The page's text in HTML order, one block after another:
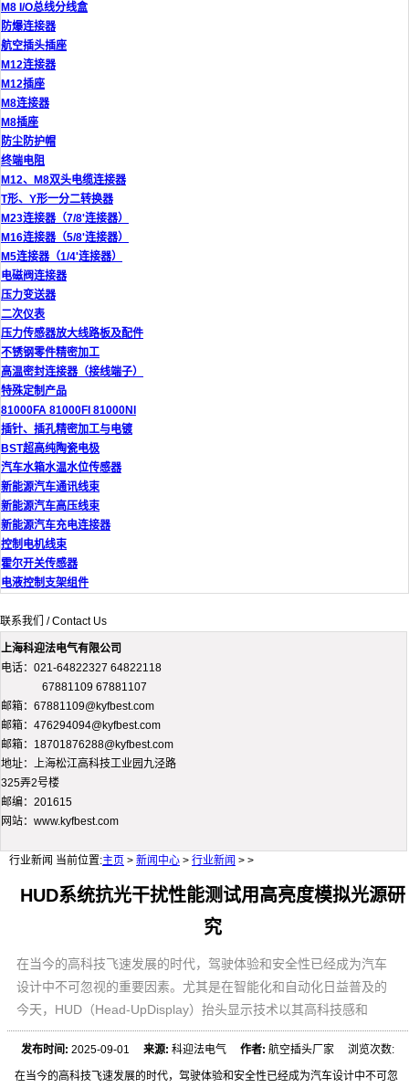
M8 I/O总线分线盒
防爆连接器
航空插头插座
M12连接器
M12插座
M8连接器
M8插座
防尘防护帽
终端电阻
M12、M8双头电缆连接器
T形、Y形一分二转换器
M23连接器（7/8'连接器）
M16连接器（5/8'连接器）
M5连接器（1/4'连接器）
电磁阀连接器
压力变送器
二次仪表
压力传感器放大线路板及配件
不锈钢零件精密加工
高温密封连接器（接线端子）
特殊定制产品
81000FA 81000FI 81000NI
插针、插孔精密加工与电镀
BST超高纯陶瓷电极
汽车水箱水温水位传感器
新能源汽车通讯线束
新能源汽车高压线束
新能源汽车充电连接器
控制电机线束
霍尔开关传感器
电液控制支架组件
联系我们 / Contact Us
上海科迎法电气有限公司
电话：021-64822327 64822118
67881109 67881107
邮箱：67881109@kyfbest.com
邮箱：476294094@kyfbest.com
邮箱：18701876288@kyfbest.com
地址：上海松江高科技工业园九泾路
325弄2号楼
邮编：201615
网站：www.kyfbest.com
行业新闻 当前位置:主页 > 新闻中心 > 行业新闻 > >
HUD系统抗光干扰性能测试用高亮度模拟光源研
究
在当今的高科技飞速发展的时代，驾驶体验和安全性已经成为汽车
设计中不可忽视的重要因素。尤其是在智能化和自动化日益普及的
今天，HUD（Head-UpDisplay）抬头显示技术以其高科技感和
发布时间: 2025-09-01来源: 科迎法电气作者: 航空插头厂家 浏览次数:
在当今的高科技飞速发展的时代，驾驶体验和安全性已经成为汽车设计中不可忽